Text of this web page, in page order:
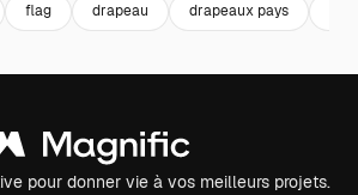
flag drapeau drapeaux pays
pour donner vie à vos meilleurs projets.